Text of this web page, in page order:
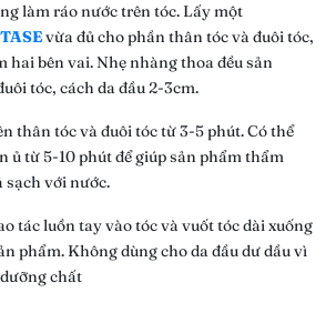
làm ráo nước trên tóc. Lấy một
vừa đủ cho phần thân tóc và đuôi tóc,
hai bên vai. Nhẹ nhàng thoa đều sản
tóc, cách da đầu 2-3cm.
thân tóc và đuôi tóc từ 3-5 phút. Có thể
ủ từ 5-10 phút để giúp sản phẩm thẩm
sạch với nước.
tác luồn tay vào tóc và vuốt tóc dài xuống
phẩm. Không dùng cho da đầu dư dầu vì
chất